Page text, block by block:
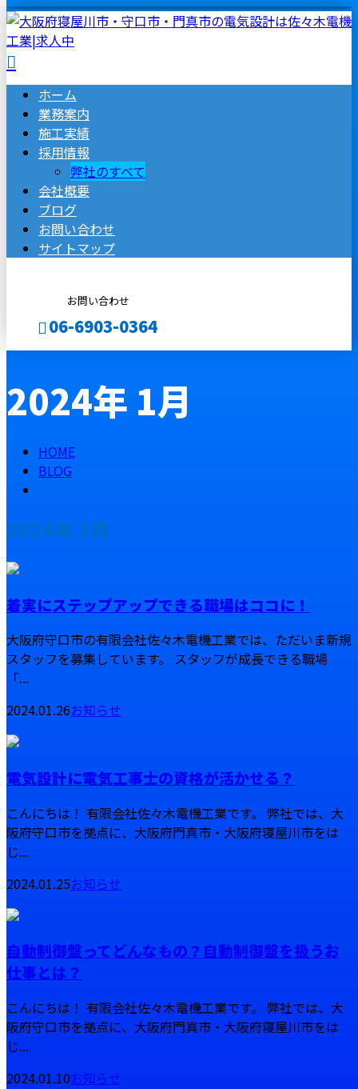
ホーム
業務案内
施工実績
採用情報
弊社のすべて
会社概要
ブログ
お問い合わせ
サイトマップ
お問い合わせ
06-6903-0364
メールフォーム
2024年 1月
HOME
BLOG
2024年 1月
着実にステップアップできる職場はココに！
大阪府守口市の有限会社佐々木電機工業では、ただいま新規
スタッフを募集しています。 スタッフが成長できる職場
「...
2024.01.26お知らせ
電気設計に電気工事士の資格が活かせる？
こんにちは！ 有限会社佐々木電機工業です。 弊社では、大
阪府守口市を拠点に、大阪府門真市・大阪府寝屋川市をは
じ...
2024.01.25お知らせ
自動制御盤ってどんなもの？自動制御盤を扱うお
仕事とは？
こんにちは！ 有限会社佐々木電機工業です。 弊社では、大
阪府守口市を拠点に、大阪府門真市・大阪府寝屋川市をは
じ...
2024.01.10お知らせ